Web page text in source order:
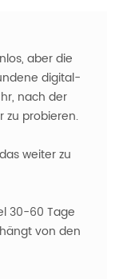
aber die
digital-
nach der
zu probieren.
weiter zu
30-60 Tage
von den